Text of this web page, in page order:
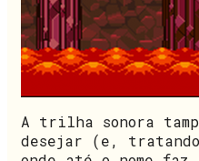
A trilha sonora
desejar (e,